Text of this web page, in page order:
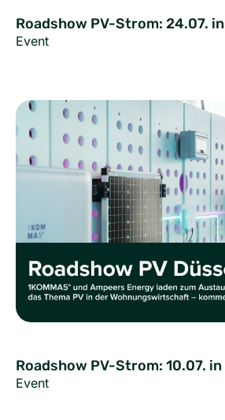
Roadshow PV-Strom: 24.07.
Event
Roadshow PV-Strom: 10.07.
Event